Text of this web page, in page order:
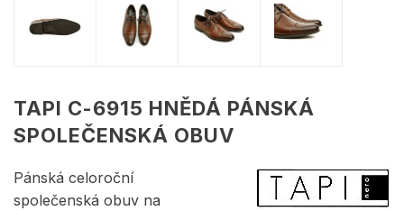
TAPI C-6915 HNĚDÁ PÁNSKÁ
SPOLEČENSKÁ OBUV
Pánská celoroční
společenská obuv na